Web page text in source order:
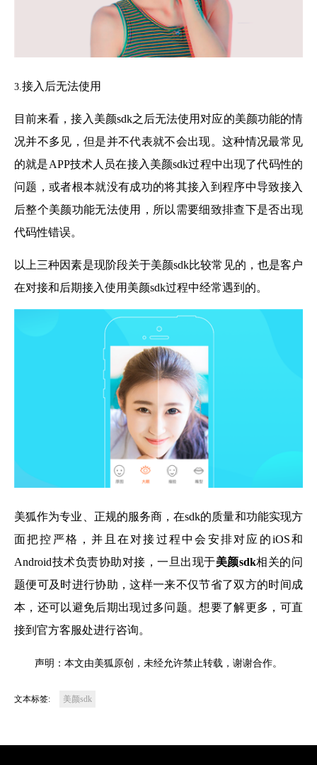
3. 接入后无法使用
目前来看，接入美颜sdk之后无法使用对应的美颜功能的情
况并不多见，但是并不代表就不会出现。这种情况最常见
的就是APP技术人员在接入美颜sdk过程中出现了代码性的
问题，或者根本就没有成功的将其接入到程序中导致接入
后整个美颜功能无法使用，所以需要细致排查下是否出现
代码性错误。
以上三种因素是现阶段关于美颜sdk比较常见的，也是客户
在对接和后期接入使用美颜sdk过程中经常遇到的。
美狐作为专业、正规的服务商，在sdk的质量和功能实现方
面把控严格，并且在对接过程中会安排对应的iOS和
Android技术负责协助对接，一旦出现于美颜sdk相关的问
题便可及时进行协助，这样一来不仅节省了双方的时间成
本，还可以避免后期出现过多问题。想要了解更多，可直
接到官方客服处进行咨询。
声明：本文由美狐原创，未经允许禁止转载，谢谢合作。
文本标签: 美颜sdk